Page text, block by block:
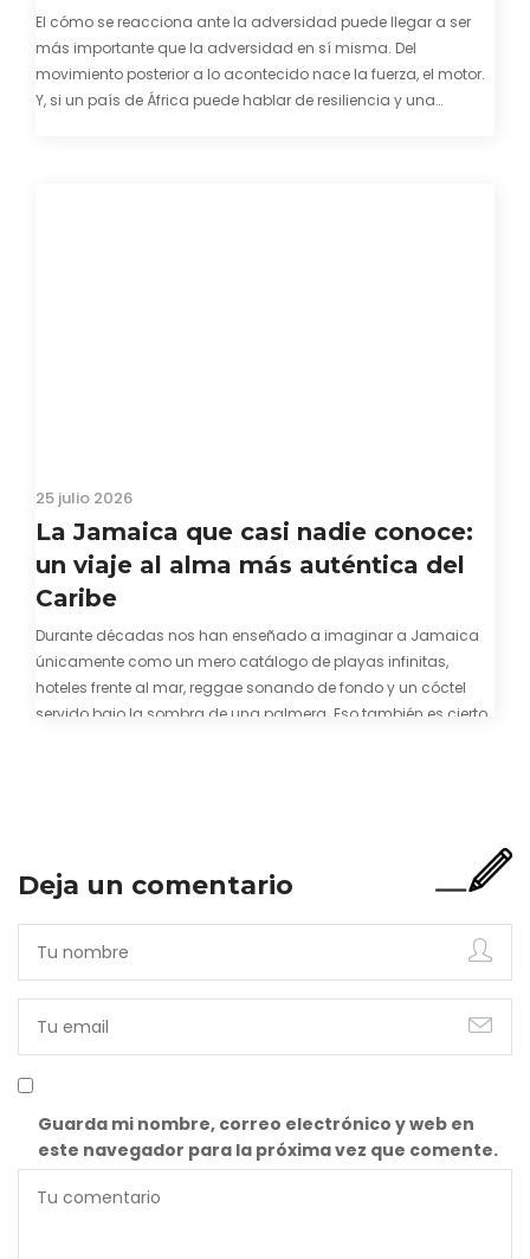
El cómo se reacciona ante la adversidad puede llegar a ser
más importante que la adversidad en sí misma. Del
movimiento posterior a lo acontecido nace la fuerza, el motor.
Y, si un país de África puede hablar de resiliencia y una
25 julio 2026
La Jamaica que casi nadie conoce:
un viaje al alma más auténtica del
Caribe
Durante décadas nos han enseñado a imaginar a Jamaica
únicamente como un mero catálogo de playas infinitas,
hoteles frente al mar, reggae sonando de fondo y un cóctel
servido bajo la sombra de una palmera. Eso también es cierto.
Deja un comentario
Guarda mi nombre, correo electrónico y web en
este navegador para la próxima vez que comente.